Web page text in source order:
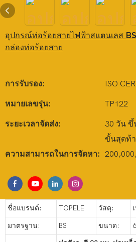
อุปกรณ์ท่อร้อยสายไฟฟ้าสแตนเลส
กล่องท่อร้อยสาย
การรับรอง: ISO
หมายเลขรุ่น: TP122
ระยะเวลาจัดส่ง:
30 วัน
ขั้นสุดท้
ความสามารถในการจัดหา:
ชื่อแบรนด์: TOPELE วัสดุ:
มาตรฐาน: BS ขนาด: